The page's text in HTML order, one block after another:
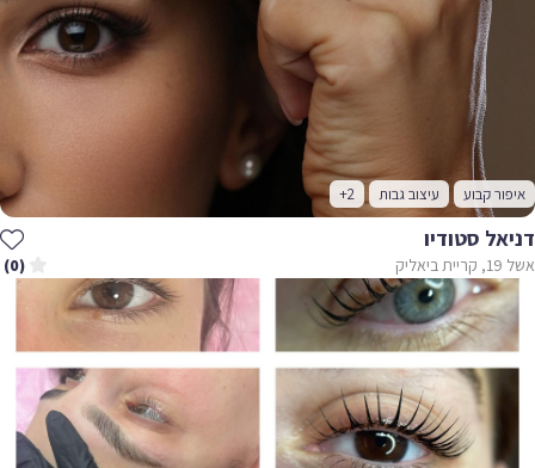
איפור קבוע עיצוב גבות +2
דניאל סטודיו
אשל 19, קריית ביאליק (0)